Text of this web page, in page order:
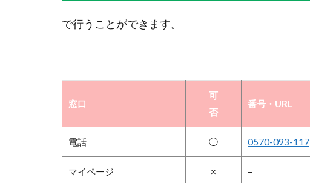
で行うことができます。
窓口
可
否
番号・URL
電話 ◯ 0570-093-117
マイページ × –